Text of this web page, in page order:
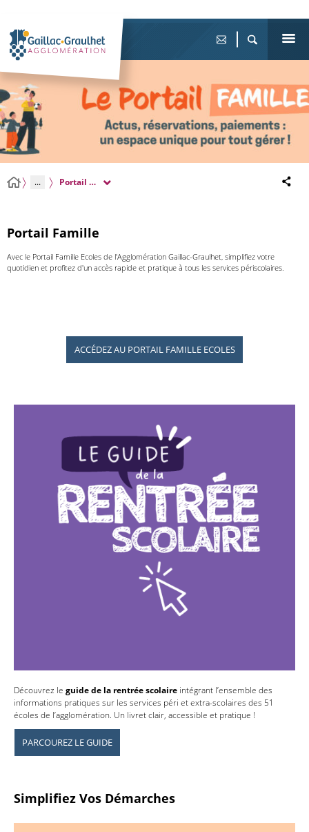
... Portail Famille
Portail Famille
Avec le Portail Famille Ecoles de l'Agglomération Gaillac-Graulhet, simplifiez votre
quotidien et profitez d'un accès rapide et pratique à tous les services périscolaires.
ACCÉDEZ AU PORTAIL FAMILLE ECOLES
Découvrez le guide de la rentrée scolaire intégrant l’ensemble des
informations pratiques sur les services péri et extra-scolaires des 51
écoles de l’agglomération. Un livret clair, accessible et pratique !
PARCOUREZ LE GUIDE
Simplifiez Vos Démarches